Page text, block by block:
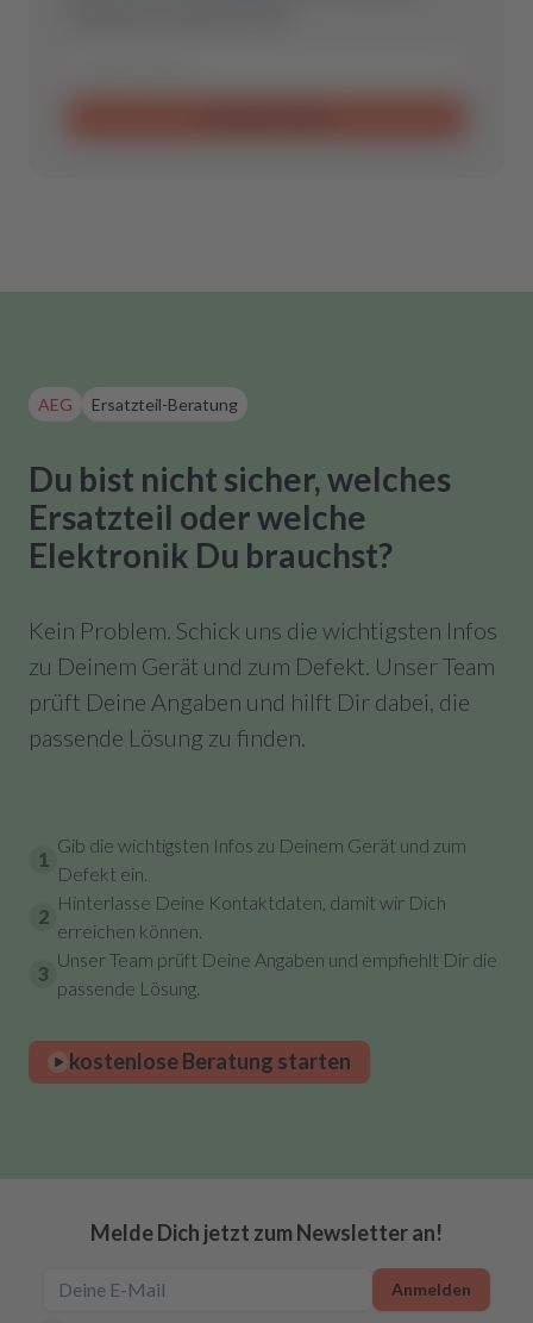
AEG Ersatzteil-Beratung
Du bist nicht sicher, welches
Ersatzteil oder welche
Elektronik Du brauchst?
Kein Problem. Schick uns die wichtigsten Infos
zu Deinem Gerät und zum Defekt. Unser Team
prüft Deine Angaben und hilft Dir dabei, die
passende Lösung zu finden.
1
Gib die wichtigsten Infos zu Deinem Gerät und zum
Defekt ein.
2
Hinterlasse Deine Kontaktdaten, damit wir Dich
erreichen können.
3
Unser Team prüft Deine Angaben und empfiehlt Dir die
passende Lösung.
kostenlose Beratung starten
Melde Dich jetzt zum Newsletter an!
Anmelden